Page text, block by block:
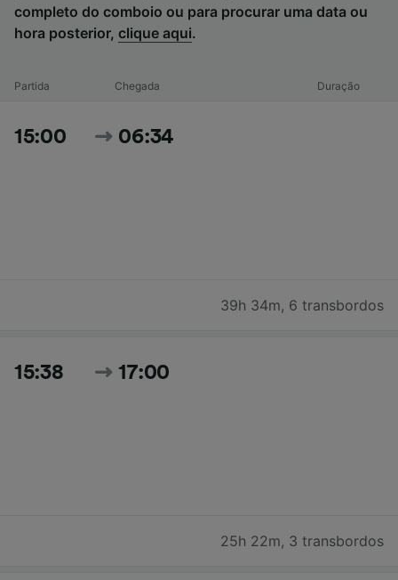
completo do comboio ou para procurar uma data ou
hora posterior, clique aqui.
Partida Chegada Duração
15:00 06:34
39h 34m, 6 transbordos
15:38 17:00
25h 22m, 3 transbordos